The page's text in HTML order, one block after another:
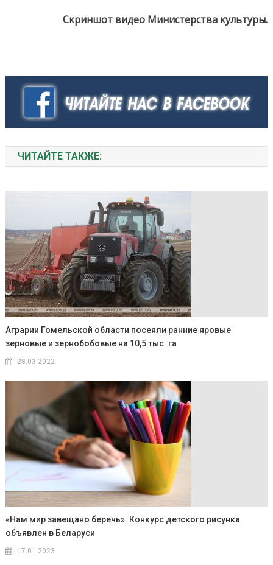
Скриншот видео Министерства культуры.
ЧИТАЙТЕ ТАКЖЕ:
Аграрии Гомельской области посеяли ранние яровые
зерновые и зернобобовые на 10,5 тыс. га
28.03.2022
«Нам мир завещано беречь». Конкурс детского рисунка
объявлен в Беларуси
17.01.2023